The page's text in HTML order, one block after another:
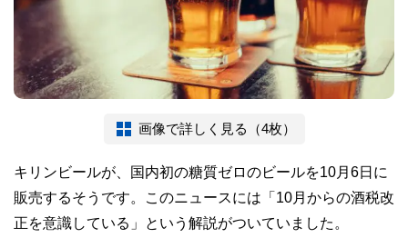
画像で詳しく見る（4枚）
キリンビールが、国内初の糖質ゼロのビールを10月6日に
販売するそうです。このニュースには「10月からの酒税改
正を意識している」という解説がついていました。